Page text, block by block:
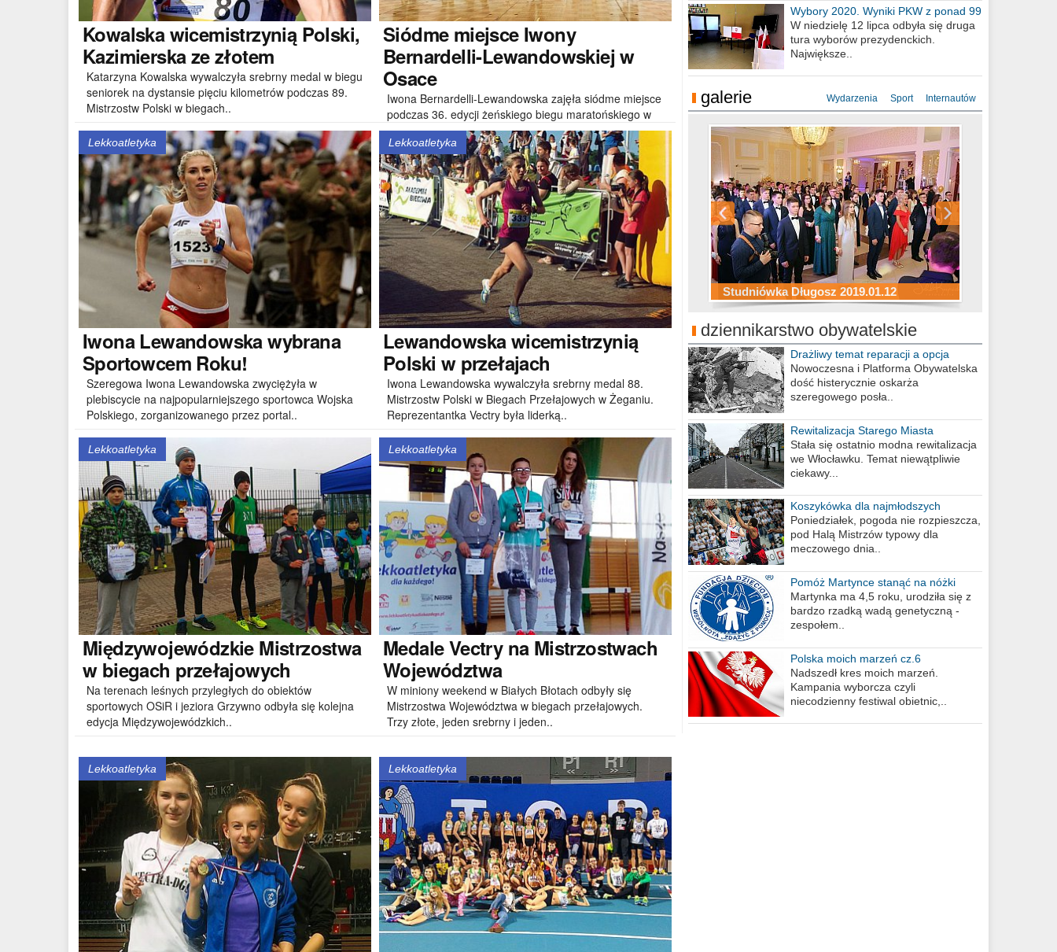
Kowalska wicemistrzynią Polski,
Kazimierska ze złotem
Katarzyna Kowalska wywalczyła srebrny medal w biegu
seniorek na dystansie pięciu kilometrów podczas 89.
Mistrzostw Polski w biegach..
Siódmemiejsce Iwony
Bernardelli-Lewandowskiej w
Osace
Iwona Bernardelli-Lewandowska zajęła siódme miejsce
podczas 36. edycji żeńskiego biegu maratońskiego w
Osace. Biegaczka..
Lekkoatletyka
Iwona Lewandowska wybrana
Sportowcem Roku!
Szeregowa Iwona Lewandowska zwyciężyła w
plebiscycie na najpopularniejszego sportowca Wojska
Polskiego, zorganizowanego przez portal..
Lekkoatletyka
Lewandowska wicemistrzynią
Polski w przełajach
Iwona Lewandowska wywalczyła srebrny medal 88.
Mistrzostw Polski w Biegach Przełajowych w Żeganiu.
Reprezentantka Vectry była liderką..
Lekkoatletyka
MiędzywojewódzkieMistrzostwa
w biegach przełajowych
Na terenach leśnych przyległych do obiektów
sportowych OSiR i jeziora Grzywno odbyła się kolejna
edycja Międzywojewódzkich..
Lekkoatletyka
MedaleVectry na Mistrzostwach
Województwa
W miniony weekend w Białych Błotach odbyły się
Mistrzostwa Województwa w biegach przełajowych.
Trzy złote, jeden srebrny i jeden..
Lekkoatletyka Lekkoatletyka
Wybory 2020. Wyniki PKW z ponad 99
procent obwodów
W niedzielę 12 lipca odbyła się druga
tura wyborów prezydenckich.
Największe..
galerie Wydarzenia Sport Internautów
Studniówka Długosz 2019.01.12
ZS Budowlanych 2019.01.12
Studniówka LZK 2019.01.11
Studniówka Kopernik 2019.01.11
Studniówka LMK 2019.01.05
Studniówka ZS Ekonomicznych
2019.01.05
dziennikarstwo obywatelskie
Drażliwy temat reparacji a opcja
berlińska
Nowoczesna i Platforma Obywatelska
dość histerycznie oskarża
szeregowego posła..
Rewitalizacja Starego Miasta
Stała się ostatnio modna rewitalizacja
we Włocławku. Temat niewątpliwie
ciekawy...
Koszykówka dla najmłodszych
Poniedziałek, pogoda nie rozpieszcza,
pod Halą Mistrzów typowy dla
meczowego dnia..
Pomóż Martynce stanąć na nóżki
Martynka ma 4,5 roku, urodziła się z
bardzo rzadką wadą genetyczną -
zespołem..
Polska moich marzeń cz.6
Nadszedł kres moich marzeń.
Kampania wyborcza czyli
niecodzienny festiwal obietnic,..